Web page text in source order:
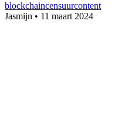
blockchaincensuurcontent
Jasmijn • 11 maart 2024